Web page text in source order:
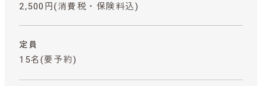
2,500円 (消費税・保険料込)
定員
15名(要予約)